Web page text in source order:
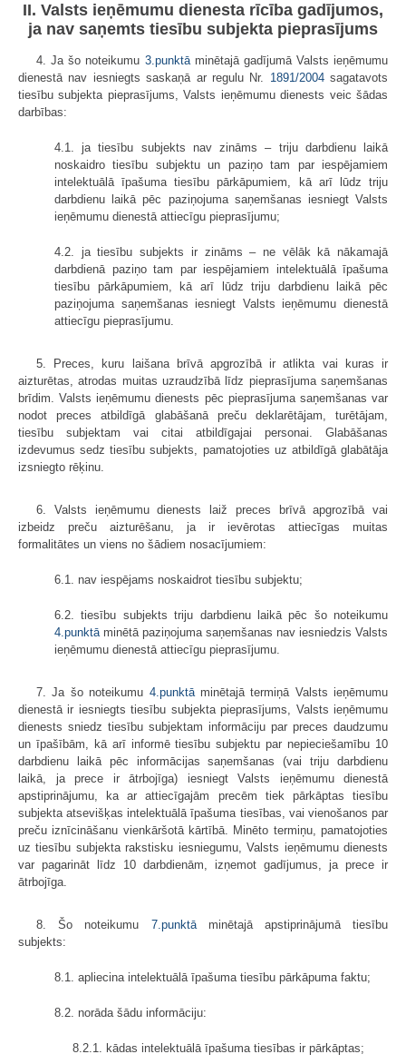
II. Valsts ieņēmumu dienesta rīcība gadījumos,
ja nav saņemts tiesību subjekta pieprasījums
4. Ja šo noteikumu 3.punktāminētajā gadījumā Valsts ieņēmumu
dienestā nav iesniegts saskaņā ar regulu Nr. 1891/2004sagatavots
tiesību subjekta pieprasījums, Valsts ieņēmumu dienests veic šādas
darbības:
4.1. ja tiesību subjekts nav zināms – triju darbdienu laikā
noskaidro tiesību subjektu un paziņo tam par iespējamiem
intelektuālā īpašuma tiesību pārkāpumiem, kā arī lūdz triju
darbdienu laikā pēc paziņojuma saņemšanas iesniegt Valsts
ieņēmumu dienestā attiecīgu pieprasījumu;
4.2. ja tiesību subjekts ir zināms – ne vēlāk kā nākamajā
darbdienā paziņo tam par iespējamiem intelektuālā īpašuma
tiesību pārkāpumiem, kā arī lūdz triju darbdienu laikā pēc
paziņojuma saņemšanas iesniegt Valsts ieņēmumu dienestā
attiecīgu pieprasījumu.
5. Preces, kuru laišana brīvā apgrozībā ir atlikta vai kuras ir
aizturētas, atrodas muitas uzraudzībā līdz pieprasījuma saņemšanas
brīdim. Valsts ieņēmumu dienests pēc pieprasījuma saņemšanas var
nodot preces atbildīgā glabāšanā preču deklarētājam, turētājam,
tiesību subjektam vai citai atbildīgajai personai. Glabāšanas
izdevumus sedz tiesību subjekts, pamatojoties uz atbildīgā glabātāja
izsniegto rēķinu.
6. Valsts ieņēmumu dienests laiž preces brīvā apgrozībā vai
izbeidz preču aizturēšanu, ja ir ievērotas attiecīgas muitas
formalitātes un viens no šādiem nosacījumiem:
6.1. nav iespējams noskaidrot tiesību subjektu;
6.2. tiesību subjekts triju darbdienu laikā pēc šo noteikumu
4.punktāminētā paziņojuma saņemšanas nav iesniedzis Valsts
ieņēmumu dienestā attiecīgu pieprasījumu.
7. Ja šo noteikumu 4.punktāminētajā termiņā Valsts ieņēmumu
dienestā ir iesniegts tiesību subjekta pieprasījums, Valsts ieņēmumu
dienests sniedz tiesību subjektam informāciju par preces daudzumu
un īpašībām, kā arī informē tiesību subjektu par nepieciešamību 10
darbdienu laikā pēc informācijas saņemšanas (vai triju darbdienu
laikā, ja prece ir ātrbojīga) iesniegt Valsts ieņēmumu dienestā
apstiprinājumu, ka ar attiecīgajām precēm tiek pārkāptas tiesību
subjekta atsevišķas intelektuālā īpašuma tiesības, vai vienošanos par
preču iznīcināšanu vienkāršotā kārtībā. Minēto termiņu, pamatojoties
uz tiesību subjekta rakstisku iesniegumu, Valsts ieņēmumu dienests
var pagarināt līdz 10 darbdienām, izņemot gadījumus, ja prece ir
ātrbojīga.
8. Šo noteikumu 7.punktāminētajā apstiprinājumā tiesību
subjekts:
8.1. apliecina intelektuālā īpašuma tiesību pārkāpuma faktu;
8.2. norāda šādu informāciju:
8.2.1. kādas intelektuālā īpašuma tiesības ir pārkāptas;